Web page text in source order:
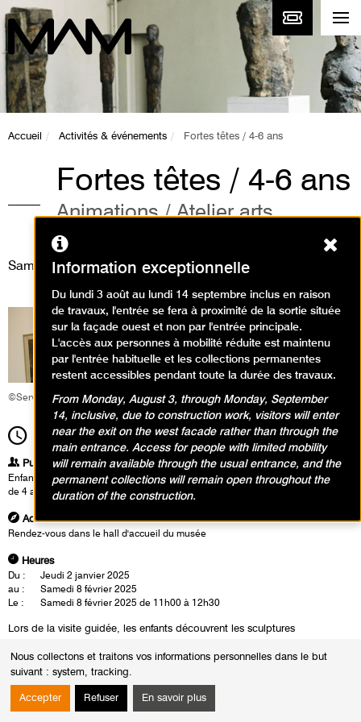
Nous collectons et traitons vos informations personnelles dans le but
suivant : system, tracking.
Accepter Refuser En savoir plus
Accueil Activités & événements Fortes têtes / 4-6 ans
Fortes têtes / 4-6 ans
Animations / Atelier arts
plastiques
Samedi 8 février 2025
©Service éducatif et culturel
11h00Durée1h30
Publics
Enfants / Ados
de 4 ans à 6 ans
Adresse
Rendez-vous dans le hall d'accueil du musée
Heures
Du :
Jeudi 2 janvier 2025
au :
Samedi 8 février 2025
Le :
Samedi 8 février 2025 de 11h00 à 12h30
Lors de la visite guidée, les enfants découvrent les sculptures
sculptées et apprécient la manière puissante dont l’artiste modèle la
matière pour donner vie à ses créations. Après la visite, place à la
Les enfants sont invités à modeler leurs propres figures ou «fortes
Information exceptionnelle
Du lundi 3 août au lundi 14 septembre inclus en raison
de travaux, l'entrée se fera à proximité de la sortie située
sur la façade ouest et non par l'entrée principale.
L'accès aux personnes à mobilité réduite est maintenu
par l'entrée habituelle et les collections permanentes
restent accessibles pendant toute la durée des travaux.
From Monday, August 3, through Monday, September
14, inclusive, due to construction work, visitors will enter
near the exit on the west facade rather than through the
main entrance. Access for people with limited mobility
will remain available through the usual entrance, and the
permanent collections will remain open throughout the
duration of the construction.